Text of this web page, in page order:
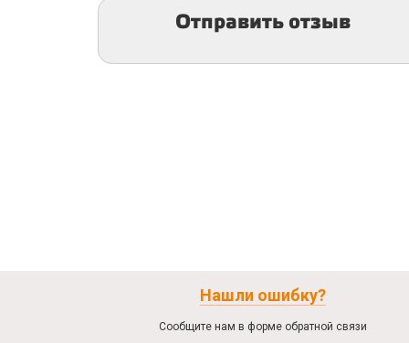
Отправить отзыв
Нашли ошибку?
Сообщите нам в форме обратной связи